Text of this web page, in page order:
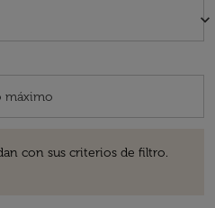
keyboard_arrow_down
con sus criterios de filtro.